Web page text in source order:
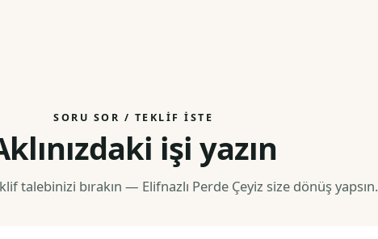
SORU SOR / TEKLIF İSTE
işi yazın
talebinizi bırakın — Elifnazlı Perde Çeyiz size dönüş yapsın.